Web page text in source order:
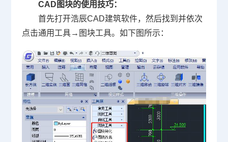
CAD图块的使用技巧：
首先打开浩辰CAD建筑软件，然后找到并依次
点击通用工具→图块工具。如下图所示：